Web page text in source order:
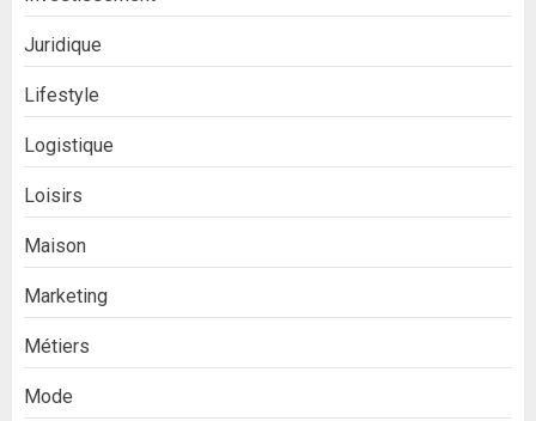
Juridique
Lifestyle
Logistique
Loisirs
Maison
Marketing
Métiers
Mode